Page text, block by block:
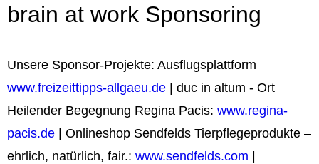
brain at work Sponsoring
Unsere Sponsor-Projekte: Ausflugsplattform
www.freizeittipps-allgaeu.de | duc in altum - Ort
Heilender Begegnung Regina Pacis: www.regina-
pacis.de | Onlineshop Sendfelds Tierpflegeprodukte –
ehrlich, natürlich, fair.: www.sendfelds.com